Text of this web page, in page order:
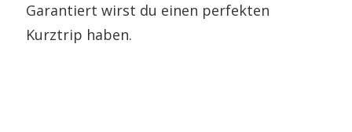
Garantiert wirst du einen perfekten
Kurztrip haben.